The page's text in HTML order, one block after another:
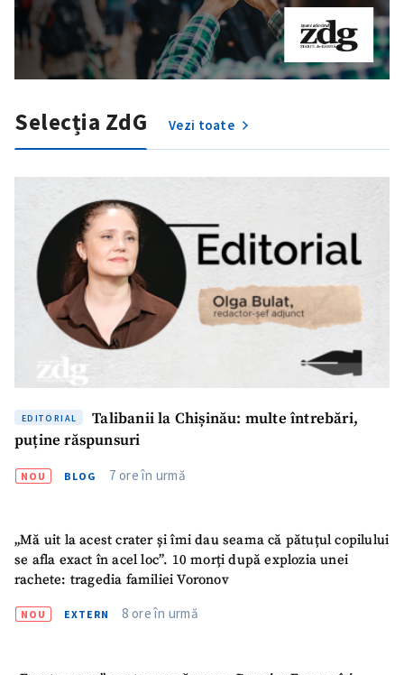
Trimite o informație
Despre ZdG
Selecția ZdG Vezi toate
EDITORIAL
Talibanii la Chișinău: multe întrebări,
puține răspunsuri
NOU BLOG 7 ore în urmă
„Mă uit la acest crater și îmi dau seama că pătuțul copilului
se afla exact în acel loc”. 10 morți după explozia unei
rachete: tragedia familiei Voronov
NOU EXTERN 8 ore în urmă